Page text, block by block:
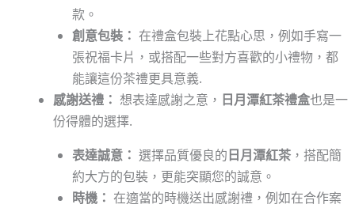
款。
創意包裝： 在禮盒包裝上花點心思，例如手寫一
張祝福卡片，或搭配一些對方喜歡的小禮物，都
能讓這份茶禮更具意義.
感謝送禮： 想表達感謝之意， 日月潭紅茶禮盒也是一
份得體的選擇.
表達誠意： 選擇品質優良的日月潭紅茶，搭配簡
約大方的包裝，更能突顯您的誠意。
時機： 在適當的時機送出感謝禮，例如在合作案